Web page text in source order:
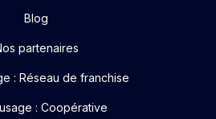
Blog
partenaires
: Réseau de franchise
: Coopérative